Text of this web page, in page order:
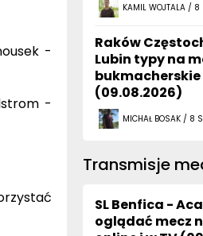
-
-
KAMIL WOJTALA /
Raków
Lubin typy na
bukmacherskie
(09.08.2026)
MICHAŁ BOSAK / 8
Transmisje
SL Benfica -
oglądać mecz